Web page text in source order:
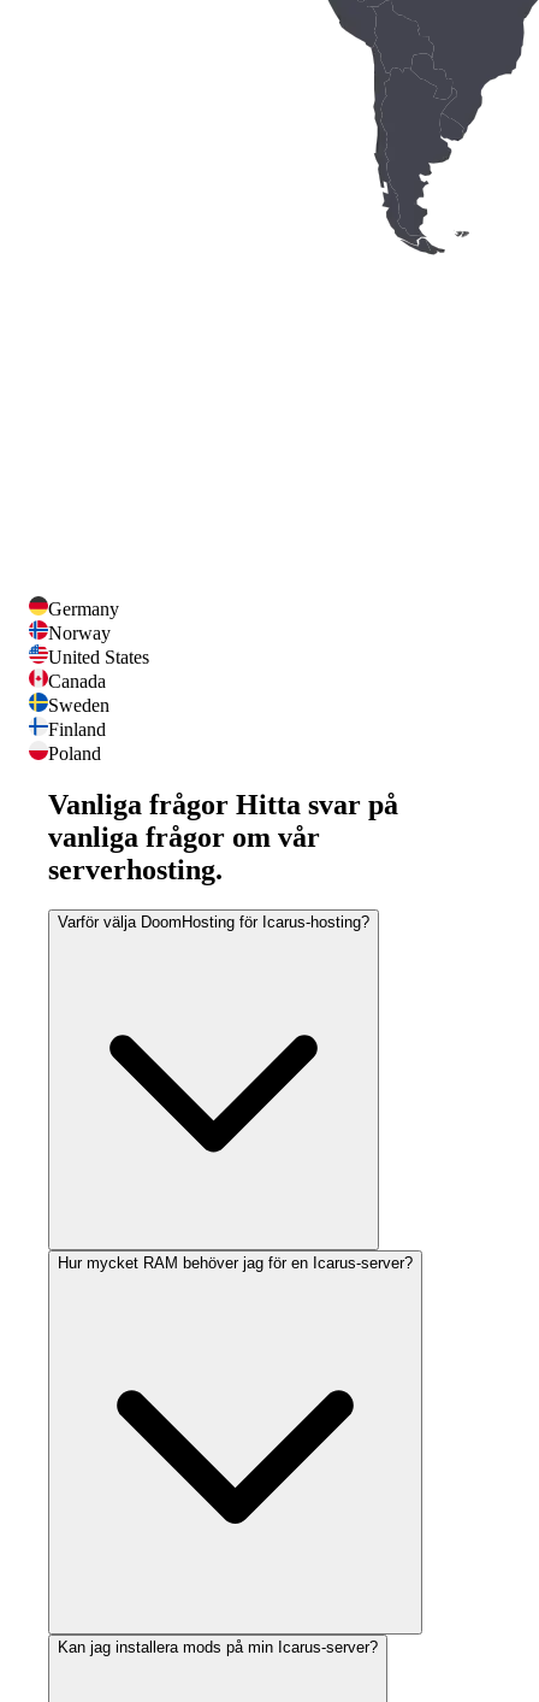
Germany
Norway
United States
Canada
Sweden
Finland
Poland
Vanliga frågor Hitta svar på
vanliga frågor om vår
serverhosting.
Varför välja DoomHosting för Icarus-hosting?
Hur mycket RAM behöver jag för en Icarus-server?
Kan jag installera mods på min Icarus-server?